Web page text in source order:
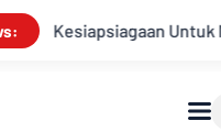
Untuk